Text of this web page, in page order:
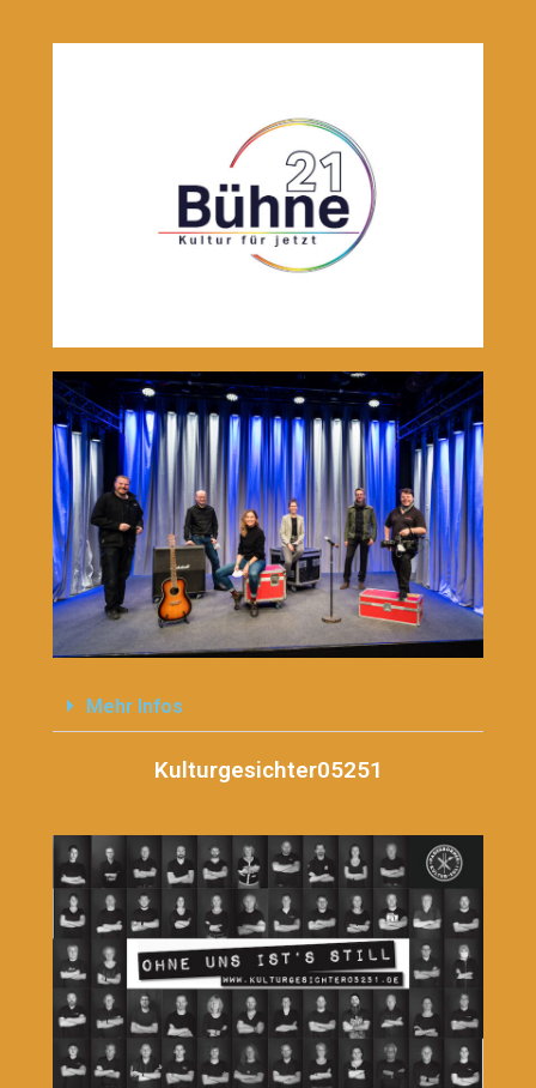
Mehr Infos
Kulturgesichter05251